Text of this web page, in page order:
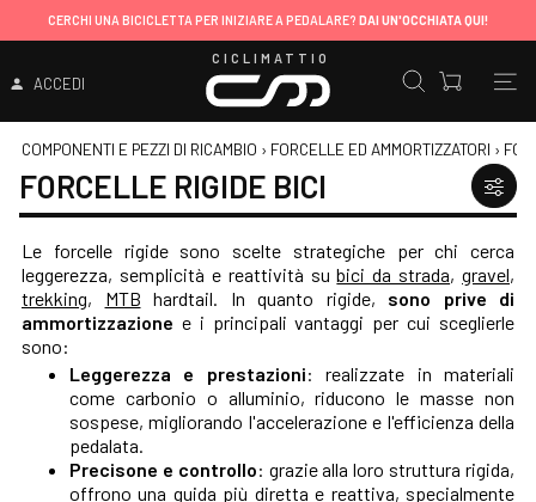
CERCHI UNA BICICLETTA PER INIZIARE A PEDALARE? DAI UN'OCCHIATA QUI!
ACCEDI
CICLIMATTIO
COMPONENTI E PEZZI DI RICAMBIO › FORCELLE ED AMMORTIZZATORI ›
FORCELLE RIGIDE BICI
Le forcelle rigide sono scelte strategiche per chi cerca
leggerezza, semplicità e reattività subici da strada, gravel,
trekking, MTB hardtail. In quanto rigide, sono prive di
ammortizzazione e i principali vantaggi per cui sceglierle
sono:
Leggerezza e prestazioni: realizzate in materiali
come carbonio o alluminio, riducono le masse non
sospese, migliorando l'accelerazione e l'efficienza della
pedalata.
Precisone e controllo: grazie alla loro struttura rigida,
offrono una guida più diretta e reattiva, specialmente